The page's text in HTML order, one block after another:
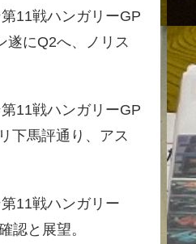
11戦ハンガリーGP
遂にQ2へ、ノリス
11戦ハンガリーGP
下馬評通り、アス
11戦ハンガリー
認と展望。